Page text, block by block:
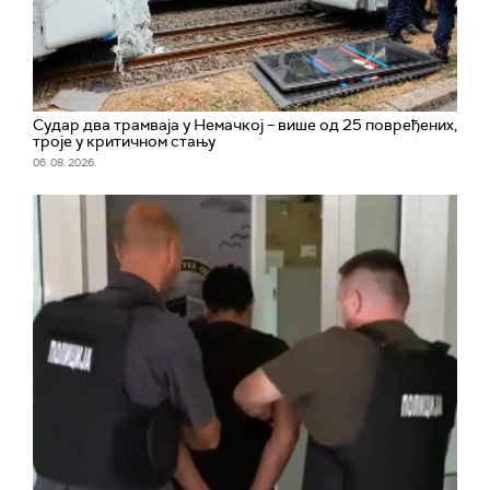
Судар два трамваја у Немачкој – више од 25 повређених,
троје у критичном стању
06. 08. 2026.